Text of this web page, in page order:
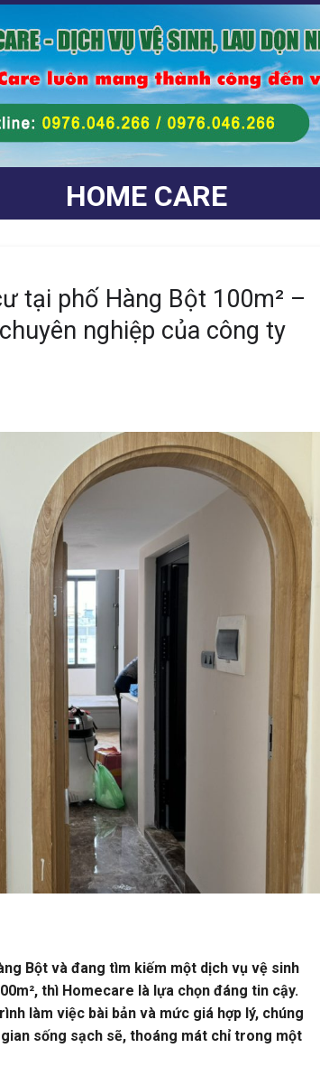
HOME CARE
tại phố Hàng Bột 100m² –
nghiệp của công ty
Bột và đang tìm kiếm một dịch vụ vệ sinh
thì Homecare là lựa chọn đáng tin cậy.
làm việc bài bản và mức giá hợp lý, chúng
sống sạch sẽ, thoáng mát chỉ trong một